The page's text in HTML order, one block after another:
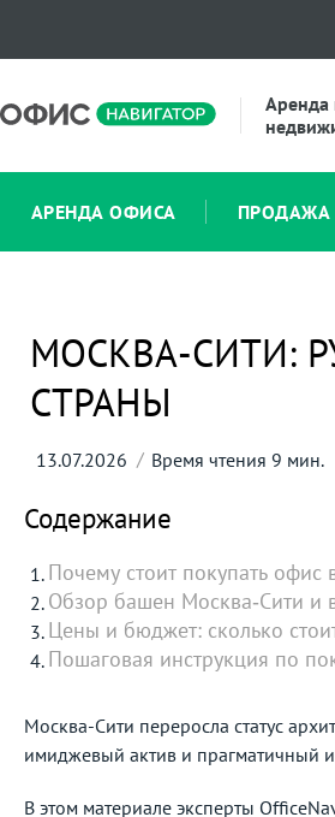
Аренда
АРЕНДА ОФИСА
МОСКВА-СИТИ:
СТРАНЫ
13.07.2026 Время чтения 9 мин.
Содержание
Почему стоит покупать офис
Обзор башен Москва‑Сити и
Цены и бюджет: сколько
Пошаговая инструкция по
Москва-Сити переросла статус
имиджевый актив и прагматичный
В этом материале эксперты